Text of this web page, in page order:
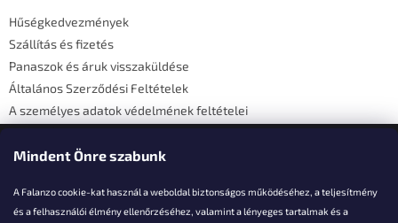
Mindent Önre szabunk
A Falanzo cookie-kat használ a weboldal biztonságos működéséhez, a teljesítmény
és a felhasználói élmény ellenőrzéséhez, valamint a lényeges tartalmak és a
Hűségkedvezmények
Szállítás és fizetés
Panaszok és áruk visszaküldése
Általános Szerződési Feltételek
A személyes adatok védelmének feltételei
Elérhetőségi adatok